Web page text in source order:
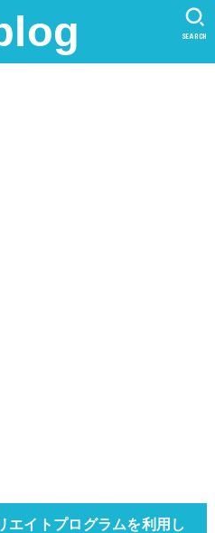
SEARCH
エイトプログラムを利用し